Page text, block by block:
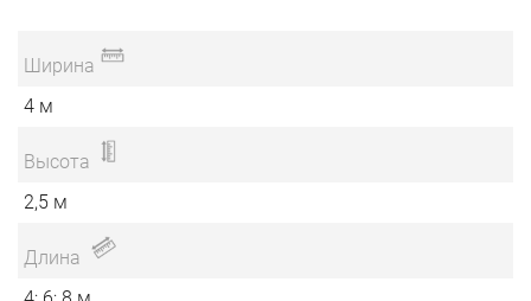
Ширина
4 м
Высота
2,5 м
Длина